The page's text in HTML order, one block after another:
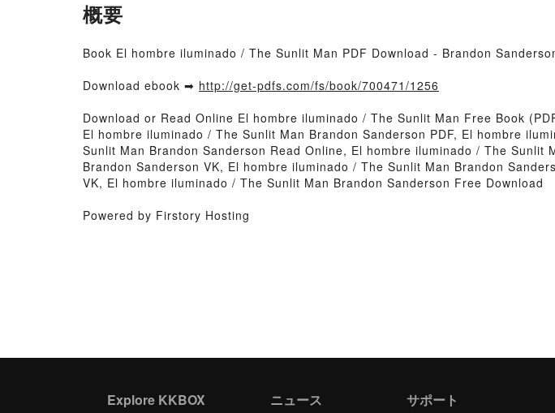
概要
Book El hombre iluminado / The Sunlit Man PDF Download - Brandon
Download ebook ➡ http://get-pdfs.com/fs/book/700471/1256
Download or Read Online El hombre iluminado / The Sunlit Man Free Book
El hombre iluminado / The Sunlit Man Brandon Sanderson PDF, El hombre
Sunlit Man Brandon Sanderson Read Online, El hombre iluminado / The
Brandon Sanderson VK, El hombre iluminado / The Sunlit Man Brandon
VK, El hombre iluminado / The Sunlit Man Brandon Sanderson Free Download
Powered by Firstory Hosting
Explore KKBOX ニュース サポート